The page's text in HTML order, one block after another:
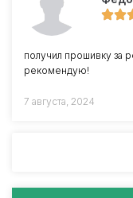
получил прошивку за
рекомендую!
7 августа, 2024